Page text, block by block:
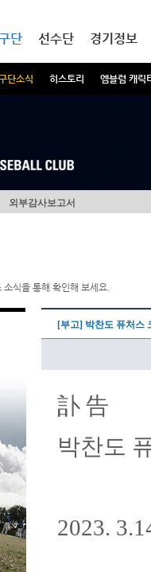
단
단소식 히스토리 엠블럼 캐릭
선수단 경기정보
외부감사보고서
식을 통해 확인해 보세요.
[부고] 박찬도 퓨처스
訃 告
박찬도
2023.